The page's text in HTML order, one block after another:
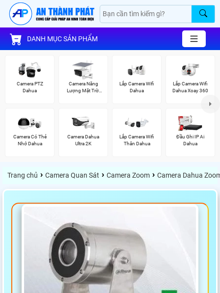
DANH MỤC SẢN PHẨM
Camera PTZ
Dahua
Camera Năng
Lượng Mặt Trời
Lắp Camera Wifi
Dahua
Lắp Camera Wifi
Dahua Xoay 360
Camera Có Thẻ
Nhớ Dahua
Camera Dahua
Ultra 2K
Lắp Camera Wifi
Thân Dahua
Đầu Ghi IP Ai
Dahua
Trang chủ › Camera Quan Sát › Camera Zoom › Camera Dahua